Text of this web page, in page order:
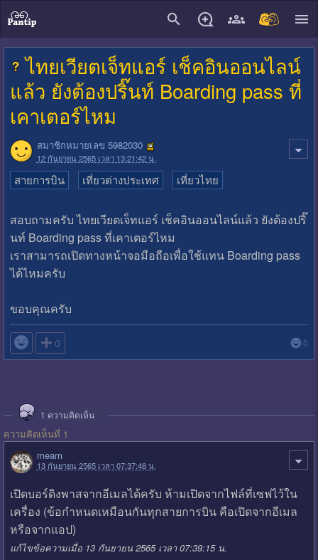
ไทยเวียตเจ็ทแอร์ เช็คอินออนไลน์
แล้ว ยังต้องปริ๊นท์ Boarding pass ที่
เคาเตอร์ไหม
สมาชิกหมายเลข 5982030
12 กันยายน 2565 เวลา 13:21:42 น.
สายการบิน เที่ยวต่างประเทศ เที่ยวไทย
สอบถามครับ ไทยเวียตเจ็ทแอร์ เช็คอินออนไลน์แล้ว ยังต้องปริ๊
นท์ Boarding pass ที่เคาเตอร์ไหม
เราสามารถเปิดทางหน้าจอมือถือเพื่อใช้แทน Boarding pass
ได้ไหมครับ
ขอบคุณครับ
 0 0
1 ความคิดเห็น
ความคิดเห็นที่ 1
meam
13 กันยายน 2565 เวลา 07:37:48 น.
เปิดบอร์ดิงพาสจากอีเมลได้ครับ ห้ามเปิดจากไฟล์ที่เซฟไว้ใน
เครื่อง (ข้อกำหนดเหมือนกันทุกสายการบิน คือเปิดจากอีเมล
หรือจากแอป)
แก้ไขข้อความเมื่อ 13 กันยายน 2565 เวลา 07:39:15 น.
close